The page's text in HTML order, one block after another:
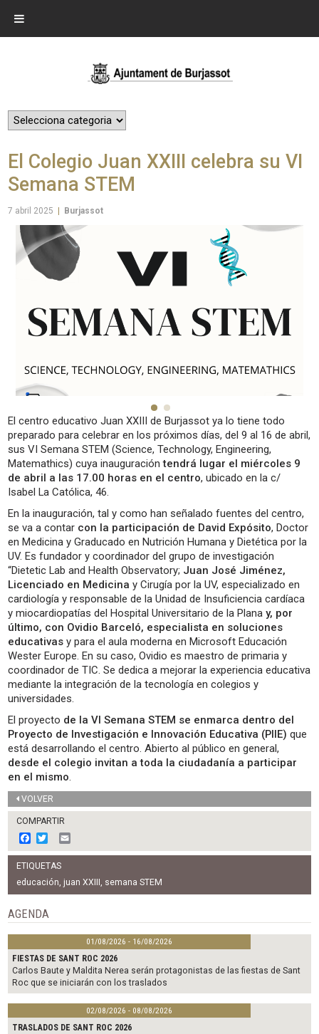
El Colegio Juan XXIII celebra su VI
Semana STEM
7 abril 2025 Burjassot
El centro educativo Juan XXIII de Burjassot ya lo tiene todo
preparado para celebrar en los próximos días, del 9 al 16 de abril,
sus VI Semana STEM (Science, Technology, Engineering,
Matemathics) cuya inauguracióntendrá lugar el miércoles 9
de abril a las 17.00 horas en el centro, ubicado en la c/
Isabel La Católica, 46.
En la inauguración, tal y como han señalado fuentes del centro,
se va a contar con la participación de David Expósito, Doctor
en Medicina y Graducado en Nutrición Humana y Dietética por la
UV. Es fundador y coordinador del grupo de investigación
“Dietetic Lab and Health Observatory; Juan José Jiménez,
Licenciado en Medicina y Cirugía por la UV, especializado en
cardiología y responsable de la Unidad de Insuficiencia cardíaca
y miocardiopatías del Hospital Universitario de la Planay, por
último, con Ovidio Barceló, especialista en soluciones
educativas y para el aula moderna en Microsoft Educación
Wester Europe. En su caso, Ovidio es maestro de primaria y
coordinador de TIC. Se dedica a mejorar la experiencia educativa
mediante la integración de la tecnología en colegios y
universidades.
El proyecto de la VI Semana STEM se enmarca dentro del
Proyecto de Investigación e Innovación Educativa (PIIE) que
está desarrollando el centro. Abierto al público en general,
desde el colegio invitan a toda la ciudadanía a participar
en el mismo.
VOLVER
COMPARTIR
F
a
c
e
b
o
o
k
w
i
t
t
e
m
l
ETIQUETAS
educación, juan XXIII , semana STEM
AGENDA
01/08/2026 - 16/08/2026
FIESTAS DE SANT ROC 2026
Carlos Baute y Maldita Nerea serán protagonistas de las fiestas de Sant
Roc que se iniciarán con los traslados
02/08/2026 - 08/08/2026
TRASLADOS DE SANT ROC 2026